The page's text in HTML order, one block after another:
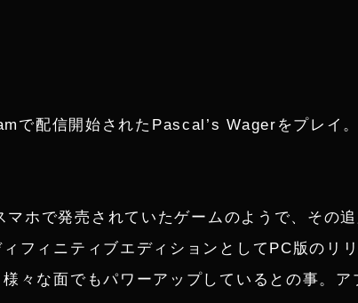
で配信開始されたPascal’s Wagerをプレイ。
マホで発売されていたゲームのようで、その
フィニティブエディションとしてPC版のリ
々な面でもパワーアップしているとの事。ア